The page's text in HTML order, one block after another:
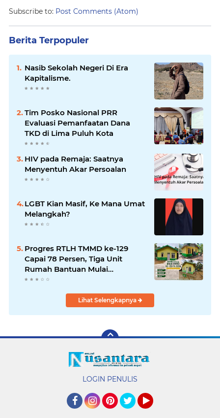
Subscribe to: Post Comments (Atom)
Berita Terpopuler
Nasib Sekolah Negeri Di Era
Kapitalisme.
Tim Posko Nasional PRR
Evaluasi Pemanfaatan Dana
TKD di Lima Puluh Kota
HIV pada Remaja: Saatnya
Menyentuh Akar Persoalan
LGBT Kian Masif, Ke Mana Umat
Melangkah?
Progres RTLH TMMD ke-129
Capai 78 Persen, Tiga Unit
Rumah Bantuan Mulai
Rampung
Lihat Selengkapnya
LOGIN PENULIS